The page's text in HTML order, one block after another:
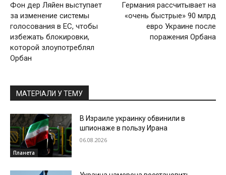
Фон дер Ляйен выступает
за изменение системы
голосования в ЕС, чтобы
избежать блокировки,
которой злоупотреблял
Орбан
Германия рассчитывает на
«очень быстрые» 90 млрд
евро Украине после
поражения Орбана
МАТЕРІАЛИ У ТЕМУ
Планета
В Израиле украинку обвинили в
шпионаже в пользу Ирана
06.08.2026